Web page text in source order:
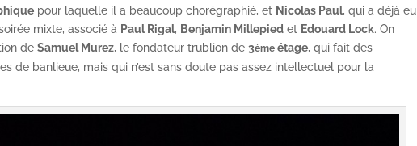
pour laquelle il a beaucoup chorégraphié, et Nicolas Paul, qui a déjà eu
mixte, associé à Paul Rigal, Benjamin Millepied et Edouard Lock. On
deSamuel Murez, le fondateur trublion de3èmeétage, qui fait des
de banlieue, mais qui n’est sans doute pas assez intellectuel pour la